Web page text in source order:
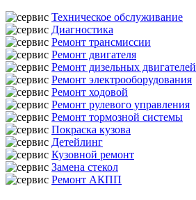
Техническое обслуживание
Диагностика
Ремонт трансмиссии
Ремонт двигателя
Ремонт дизельных двигателей
Ремонт электрооборудования
Ремонт ходовой
Ремонт рулевого управления
Ремонт тормозной системы
Покраска кузова
Детейлинг
Кузовной ремонт
Замена стекол
Ремонт АКПП